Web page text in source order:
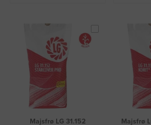
Majsfrø LG 31.152
Majsfrø